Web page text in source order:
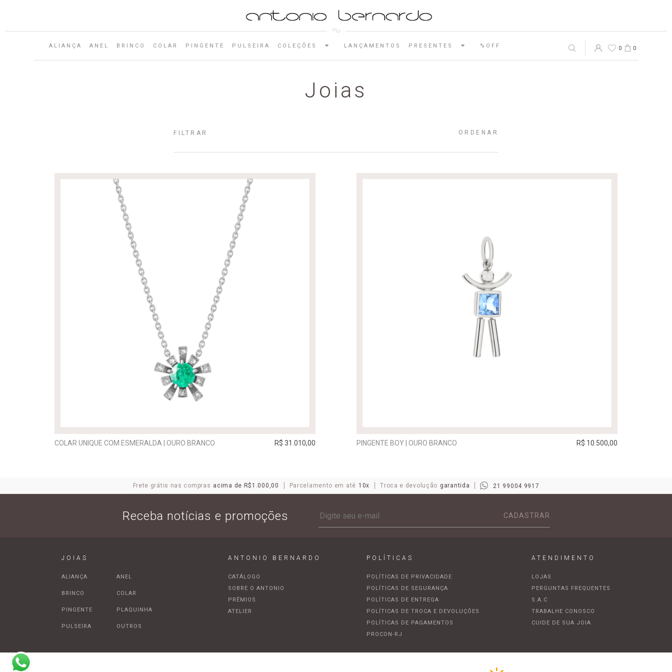
ALIANÇA ANEL BRINCO COLAR PINGENTE PULSEIRA COLEÇÕES LANÇAMENTOS PRESENTES %OFF 0 0
Joias
FILTRAR ORDENAR
COLAR UNIQUE COM ESMERALDA | OURO BRANCO R$ 31.010,00 PINGENTE BOY | OURO BRANCO R$ 10.500,00
Frete grátis nas compras acima de R$1.000,00 Parcelamento em até 10x Troca e devolução garantida 21 99004 9917
Receba notícias e promoções CADASTRAR
JOIAS
ALIANÇA ANEL
BRINCO COLAR
PINGENTE PLAQUINHA
PULSEIRA OUTROS
ANTONIO BERNARDO
CATÁLOGO
SOBRE O ANTONIO
PRÊMIOS
ATELIER
POLÍTICAS
POLÍTICAS DE PRIVACIDADE
POLÍTICAS DE SEGURANÇA
POLÍTICAS DE ENTREGA
POLÍTICAS DE TROCA E DEVOLUÇÕES
POLÍTICAS DE PAGAMENTOS
PROCON-RJ
ATENDIMENTO
LOJAS
PERGUNTAS FREQUENTES
S.A.C
TRABALHE CONOSCO
CUIDE DE SUA JOIA